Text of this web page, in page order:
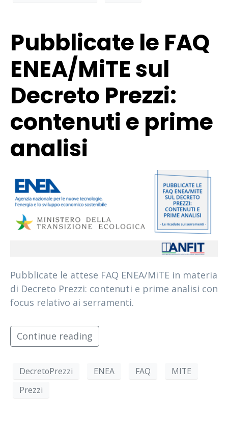
Pubblicate le FAQ
ENEA/MiTE sul
Decreto Prezzi:
contenuti e prime
analisi
Pubblicate le attese FAQ ENEA/MiTE in materia
di Decreto Prezzi: contenuti e prime analisi con
focus relativo ai serramenti.
Continue reading
DecretoPrezzi ENEA FAQ
MITE
Prezzi